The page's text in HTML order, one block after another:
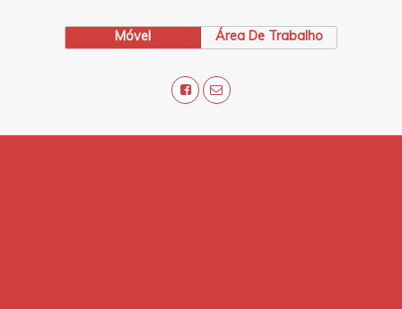
Móvel Área De Trabalho